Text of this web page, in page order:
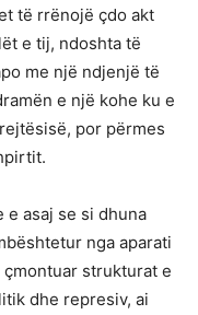
të rrënojë çdo akt
e tij, ndoshta të
me një ndjenjë të
e një kohe ku e
por përmes
e asaj se si dhuna
nga aparati
strukturat e
dhe represiv, ai